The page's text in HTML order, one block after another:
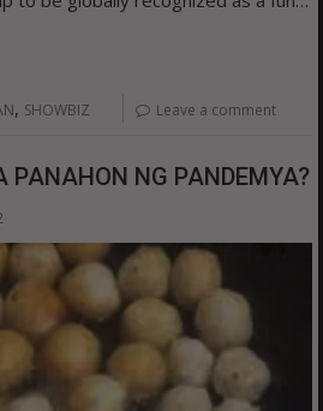
, SHOWBIZ Leave a comment
PANAHON NG PANDEMYA?